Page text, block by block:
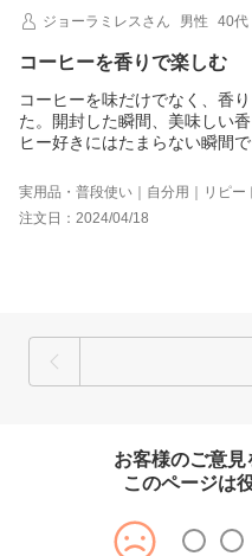
ジョーラミレスさん
男性 40代
コーヒーを香りで楽しむ
コーヒーを味だけでなく、香
た。開封した瞬間、美味しい
ヒー好きにはたまらない瞬間で
実用品・普段使い｜自分用｜リピー
注文日：2024/04/18
お客様のご意
このページは